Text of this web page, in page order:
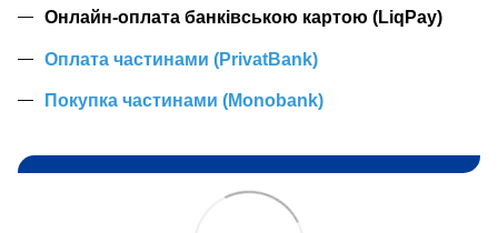
Онлайн-оплата банківською картою (LiqPay)
Оплата частинами (PrivatBank)
Покупка частинами (Monobank)